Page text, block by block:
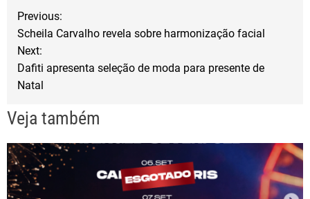
o
o
k
e
N
e
g
a
Previous:
Scheila Carvalho revela sobre harmonização facial
Next:
Dafiti apresenta seleção de moda para presente de
Natal
Veja também